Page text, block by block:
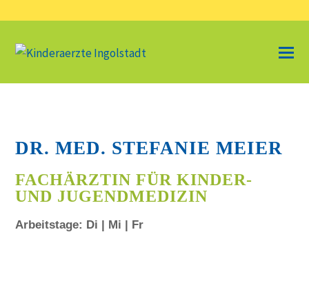
DR. MED. STEFANIE MEIER
FACHÄRZTIN FÜR KINDER-
UND JUGENDMEDIZIN
Arbeitstage: Di | Mi | Fr